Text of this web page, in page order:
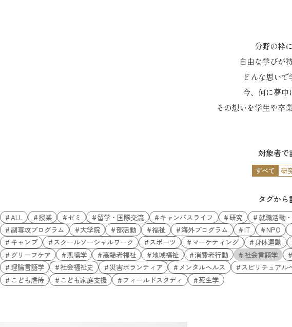
分野の枠
自由な学びが
どんな思いで
今、何に夢中
その想いを学生や卒
対象者で
すべて 研
タグから
ALL 授業 ゼミ 留学・国際交流 キャンパスライフ 研究 就職活動
副専攻プログラム
大学院 部活動 福祉 海外プログラム IT NPO
キャンプ
スクールソーシャルワーク スポーツ マーケティング 身体運動
グリーフケア
悲嘆学 高齢者福祉 地域福祉 消費者行動 社会言語学
理論言語学
社会福祉史 災害ボランティア メンタルヘルス スピリチュアル
こども虐待
こども家庭支援 フィールドスタディ 死生学